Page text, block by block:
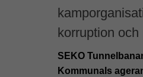
korruption och
SEKO
Kommunals